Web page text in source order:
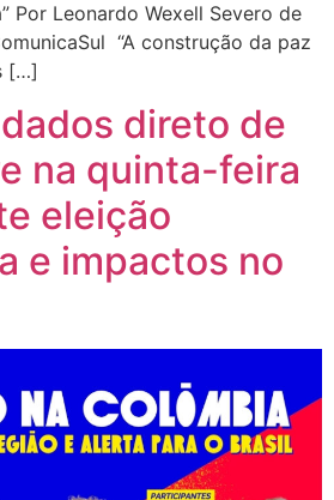
Por Leonardo Wexell Severo de
“A construção da paz
[…]
direto de
na quinta-feira
eleição
e impactos no